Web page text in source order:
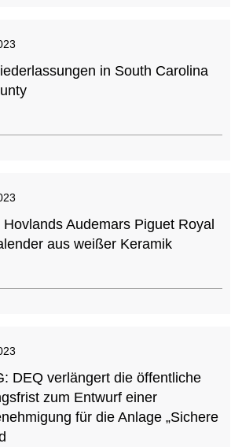
in South Carolina
Audemars Piguet Royal
aus weißer Keramik
DEQ verlängert die öffentliche
zum Entwurf einer
für die Anlage „Sichere